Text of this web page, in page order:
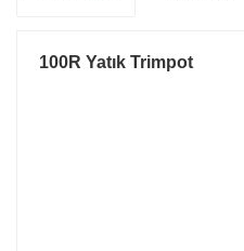
100R Yatık Trimpot